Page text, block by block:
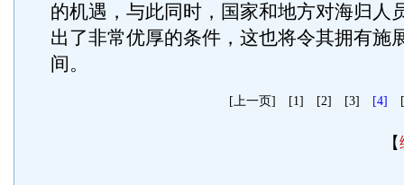
的机遇，与此同时，国家和地方对海归人
出了非常优厚的条件，这也将令其拥有施
间。
[上一页] [1] [2] [3] [4]
【